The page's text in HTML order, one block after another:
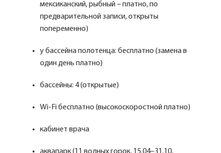
мексиканский, рыбный – платно, по
предварительной записи, открыты
попеременно)
у бассейна полотенца: бесплатно (замена в
один день платно)
бассейны: 4 (открытые)
Wi-Fi бесплатно (высокоскоростной платно)
кабинет врача